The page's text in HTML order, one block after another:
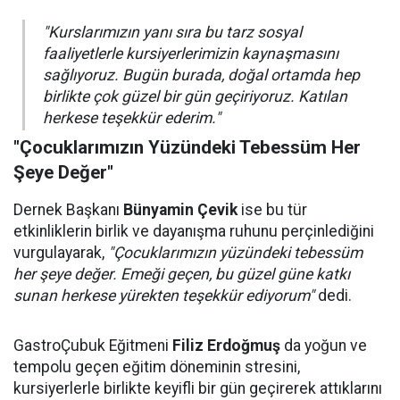
"Kurslarımızın yanı sıra bu tarz sosyal
faaliyetlerle kursiyerlerimizin kaynaşmasını
sağlıyoruz. Bugün burada, doğal ortamda hep
birlikte çok güzel bir gün geçiriyoruz. Katılan
herkese teşekkür ederim."
"Çocuklarımızın Yüzündeki Tebessüm Her
Şeye Değer"
Dernek Başkanı Bünyamin Çevikise bu tür
etkinliklerin birlik ve dayanışma ruhunu perçinlediğini
vurgulayarak, "Çocuklarımızın yüzündeki tebessüm
her şeye değer. Emeği geçen, bu güzel güne katkı
sunan herkese yürekten teşekkür ediyorum"dedi.
GastroÇubuk Eğitmeni Filiz Erdoğmuş da yoğun ve
tempolu geçen eğitim döneminin stresini,
kursiyerlerle birlikte keyifli bir gün geçirerek attıklarını